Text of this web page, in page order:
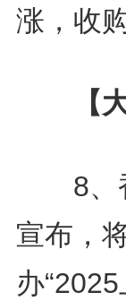
涨，收
【大
8、香
宣布，
办